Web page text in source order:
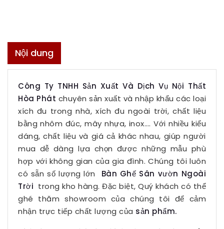
Nội dung
Công Ty TNHH Sản Xuất Và Dịch Vụ Nội Thất
Hòa Phát chuyên sản xuất và nhập khẩu các loại
xích đu trong nhà, xích đu ngoài trời, chất liệu
bằng nhôm đúc, mây nhựa, inox…. Với nhiều kiểu
dáng, chất liệu và giá cả khác nhau, giúp người
mua dễ dàng lựa chọn được những mẫu phù
hợp với không gian của gia đình. Chúng tôi luôn
có sẵn số lượng lớn
Bàn Ghế Sân vườn Ngoài
Trời trong kho hàng. Đặc biệt, Quý khách có thể
ghé thăm showroom của chúng tôi để cảm
nhận trực tiếp chất lượng của sản phẩm.